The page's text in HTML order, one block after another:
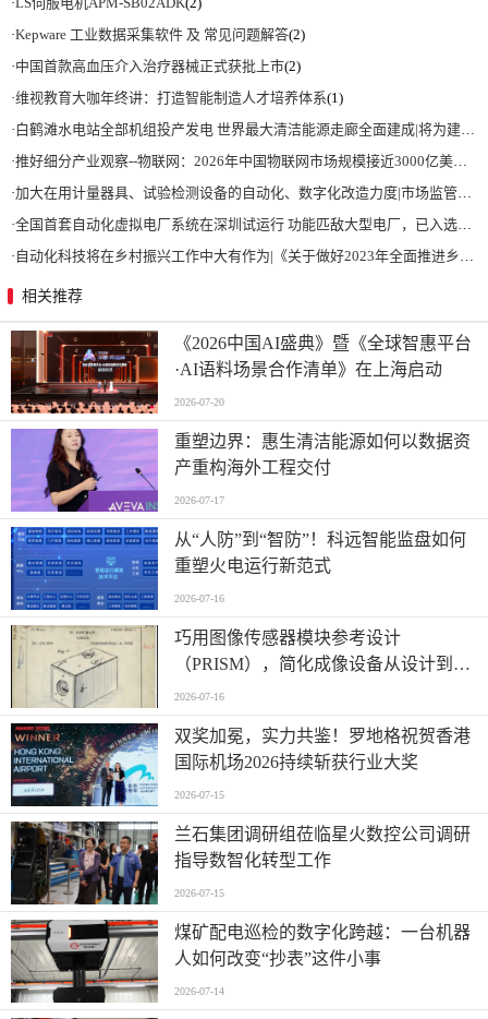
·Kepware 工业数据采集软件 及 常见问题解答(2)
·中国首款高血压介入治疗器械正式获批上市(2)
·维视教育大咖年终讲：打造智能制造人才培养体系(1)
·白鹤滩水电站全部机组投产发电 世界最大清洁能源走廊全面建成|将为建设新型能源体系、保障国家能源安全、实现“双碳”目标提供有力支撑
·推好细分产业观察--物联网：2026年中国物联网市场规模接近3000亿美元 智慧工厂、智慧城市、智慧电网等将占60%以上
·加大在用计量器具、试验检测设备的自动化、数字化改造力度|市场监管总局 工业和信息化部 关于促进企业计量能力提升的指导意见
·全国首套自动化虚拟电厂系统在深圳试运行 功能匹敌大型电厂，已入选国际典型案例
· 自动化科技将在乡村振兴工作中大有作为|《关于做好2023年全面推进乡村振兴重点工作的意见》发布
相关推荐
《2026中国AI盛典》暨《全球智惠平台
·AI语料场景合作清单》在上海启动
2026-07-20
重塑边界：惠生清洁能源如何以数据资
产重构海外工程交付
2026-07-17
从“人防”到“智防”！科远智能监盘如何
重塑火电运行新范式
2026-07-16
巧用图像传感器模块参考设计
（PRISM），简化成像设备从设计到制
造的全流程
2026-07-16
双奖加冕，实力共鉴！罗地格祝贺香港
国际机场2026持续斩获行业大奖
2026-07-15
兰石集团调研组莅临星火数控公司调研
指导数智化转型工作
2026-07-15
煤矿配电巡检的数字化跨越：一台机器
人如何改变“抄表”这件小事
2026-07-14